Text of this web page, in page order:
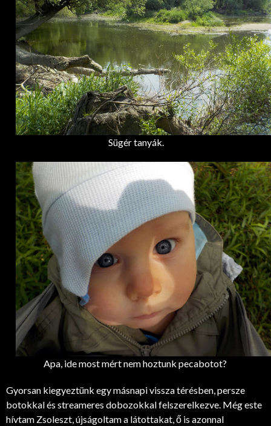
Sügér tanyák.
Apa, ide most mért nem hoztunk pecabotot?
Gyorsan kiegyeztünk egy másnapi vissza térésben, persze
botokkal és streameres dobozokkal felszerelkezve. Még este
hívtam Zsoleszt, újságoltam a látottakat, ő is azonnal